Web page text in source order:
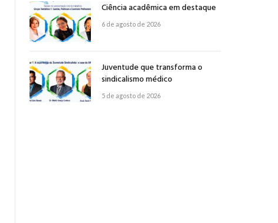
Ciência acadêmica em destaque
6 de agosto de 2026
Juventude que transforma o
sindicalismo médico
5 de agosto de 2026